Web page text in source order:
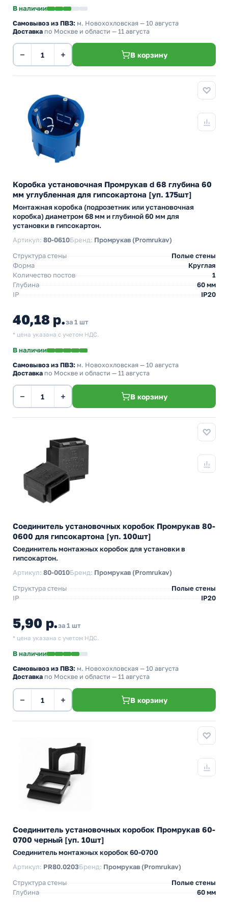
В наличии
Самовывоз из ПВЗ: м. Новохохловская — 10 августа
Доставка по Москве и области — 11 августа
− + В корзину
Коробка установочная Промрукав d 68 глубина 60
мм углубленная для гипсокартона [уп. 175шт]
Монтажная коробка (подрозетник или установочная
коробка) диаметром 68 мм и глубиной 60 мм для
установки в гипсокартон.
Артикул: 80-0610Бренд: Промрукав (Promrukav)
Структура стены
Полые стены
Форма
Круглая
Количество постов
1
Глубина
60 мм
IP
IP20
40,18 р.за 1 шт
* цена указана с учетом НДС.
В наличии
Самовывоз из ПВЗ: м. Новохохловская — 10 августа
Доставка по Москве и области — 11 августа
− + В корзину
Соединитель установочных коробок Промрукав 80-
0600 для гипсокартона [уп. 100шт]
Соединитель монтажных коробок для установки в
гипсокартон.
Артикул: 80-0010Бренд: Промрукав (Promrukav)
Структура стены
Полые стены
IP
IP20
5,90 р.за 1 шт
* цена указана с учетом НДС.
В наличии
Самовывоз из ПВЗ: м. Новохохловская — 10 августа
Доставка по Москве и области — 11 августа
− + В корзину
Соединитель установочных коробок Промрукав 60-
0700 черный [уп. 10шт]
Соединитель монтажных коробок 60-0700
Артикул: PR80.0203Бренд: Промрукав (Promrukav)
Структура стены
Полые стены
Глубина
60 мм